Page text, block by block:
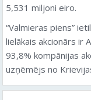
5,531 miljoni eiro.
“Valmieras piens”
lielākais akcionārs ir
93,8% kompānijas
uzņēmējs no